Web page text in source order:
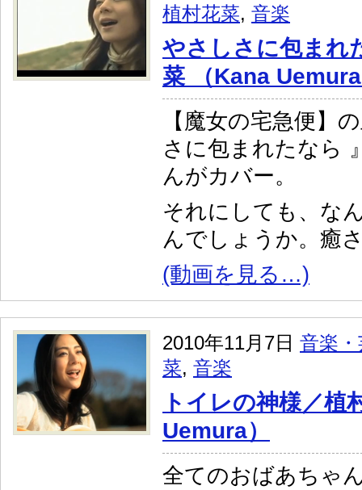
植村花菜, 音楽
やさしさに包まれ
菜 （Kana
【魔女の宅急便】
さに包まれたなら
んがカバー。
それにしても、な
んでしょうか。癒
(動画を見る…)
2010年11月7日 音楽
菜, 音楽
トイレの神様／植
Uemura）
全てのおばあちゃ